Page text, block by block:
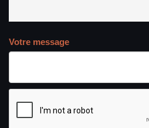
Votre message